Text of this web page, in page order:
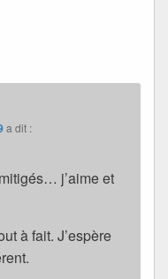
a dit :
j’aime et
à fait. J’espère